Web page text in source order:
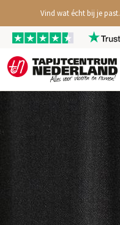
Vind wat écht bij je past.